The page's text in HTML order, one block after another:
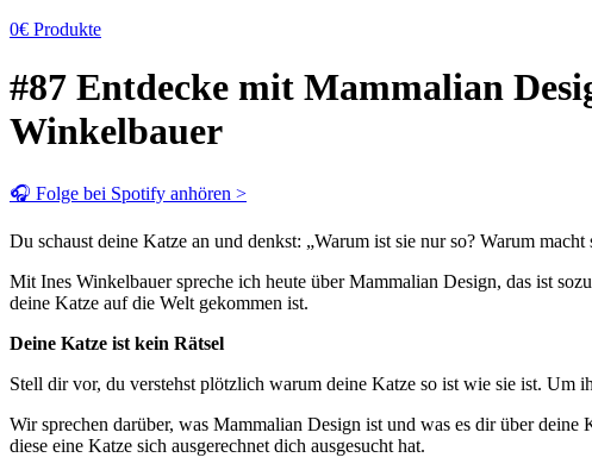
0€ Produkte
#87 Entdecke mit Mammalian
Winkelbauer
🎧 Folge bei Spotify anhören >
Du schaust deine Katze an und denkst: „Warum ist sie nur so? Warum
Mit Ines Winkelbauer spreche ich heute über Mammalian Design, das ist
deine Katze auf die Welt gekommen ist.
Deine Katze ist kein Rätsel
Stell dir vor, du verstehst plötzlich warum deine Katze so ist wie sie ist. Um
Wir sprechen darüber, was Mammalian Design ist und was es dir über
diese eine Katze sich ausgerechnet dich ausgesucht hat.